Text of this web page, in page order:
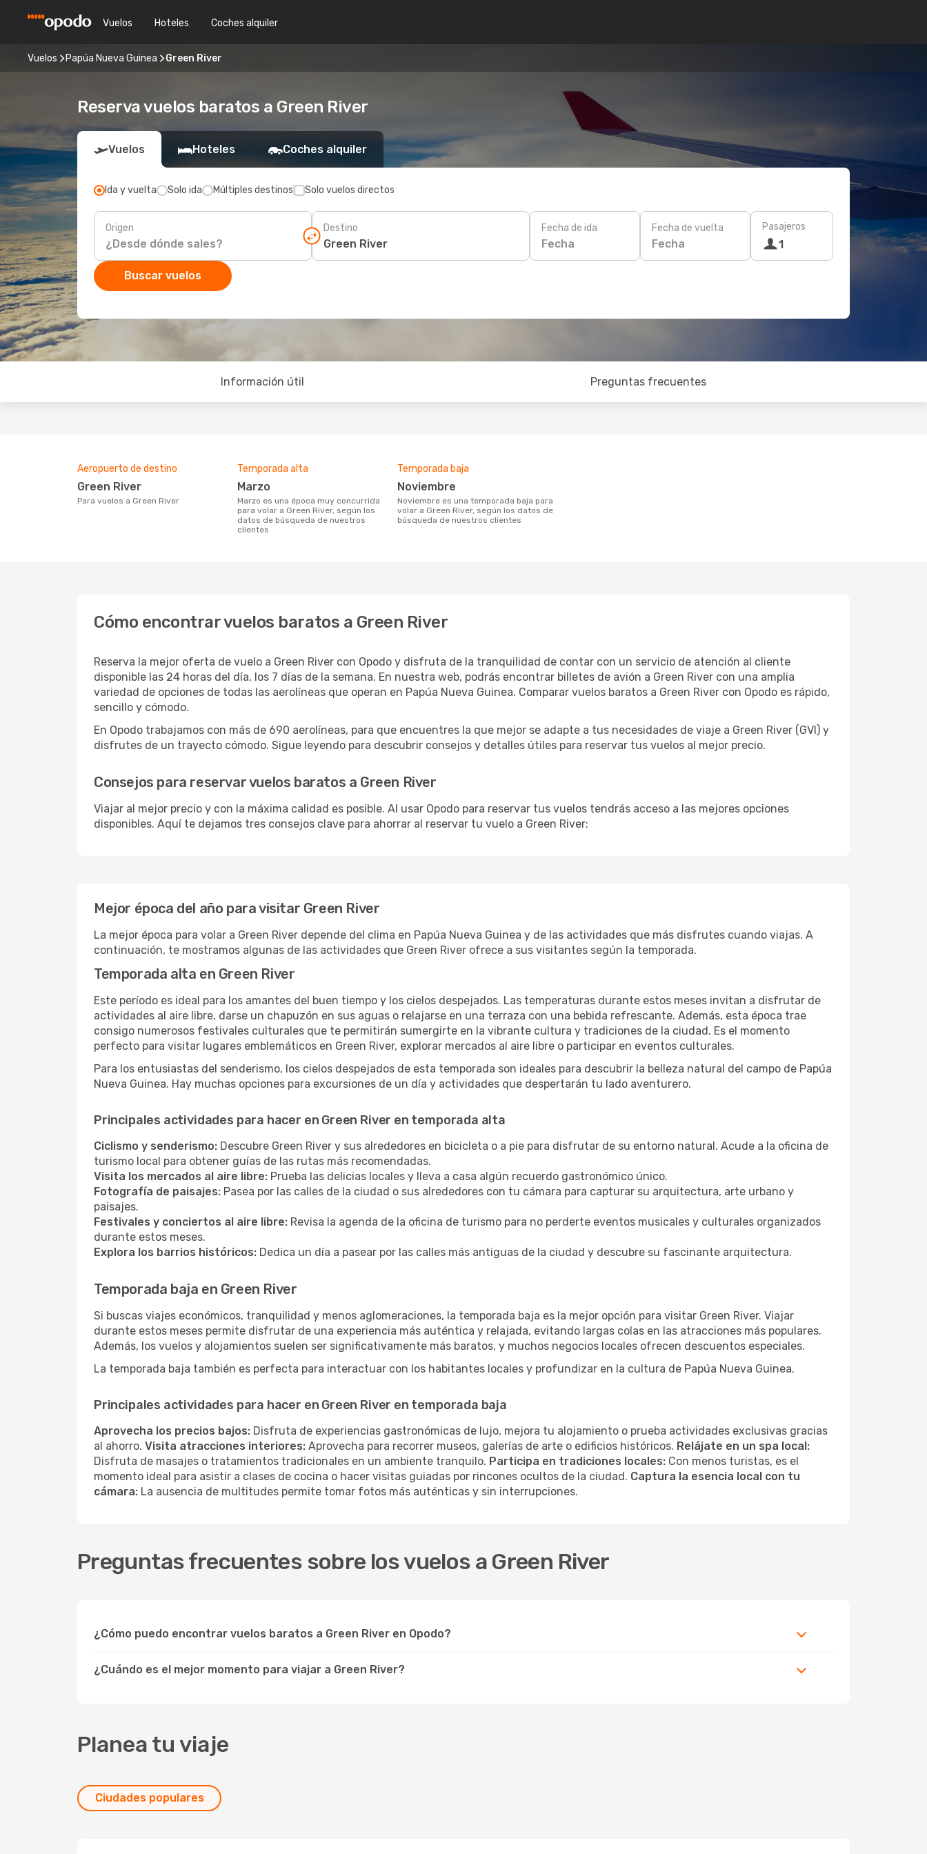
Vuelos Hoteles Coches alquiler
Vuelos Papúa Nueva Guinea Green River
Reserva vuelos baratos a Green River
Vuelos Hoteles Coches alquiler
Ida y vuelta Solo ida Múltiples destinos Solo vuelos directos
Origen Destino Fecha de ida
Fecha
Fecha de vuelta
Fecha
Pasajeros
1
Buscar vuelos
Información útil Preguntas frecuentes
Aeropuerto de destino
Green River
Para vuelos a Green River
Temporada alta
marzo
marzo es una época muy concurrida
para volar a Green River, según los
datos de búsqueda de nuestros
clientes
Temporada baja
noviembre
noviembre es una temporada baja para
volar a Green River, según los datos de
búsqueda de nuestros clientes
Cómo encontrar vuelos baratos a Green River
Reserva la mejor oferta de vuelo a Green River con Opodo y disfruta de la tranquilidad de contar con un servicio de atención al cliente
disponible las 24 horas del día, los 7 días de la semana. En nuestra web, podrás encontrar billetes de avión a Green River con una amplia
variedad de opciones de todas las aerolíneas que operan en Papúa Nueva Guinea. Comparar vuelos baratos a Green River con Opodo es rápido,
sencillo y cómodo.
En Opodo trabajamos con más de 690 aerolíneas, para que encuentres la que mejor se adapte a tus necesidades de viaje a Green River (GVI) y
disfrutes de un trayecto cómodo. Sigue leyendo para descubrir consejos y detalles útiles para reservar tus vuelos al mejor precio.
Consejos para reservar vuelos baratos a Green River
Viajar al mejor precio y con la máxima calidad es posible. Al usar Opodo para reservar tus vuelos tendrás acceso a las mejores opciones
disponibles. Aquí te dejamos tres consejos clave para ahorrar al reservar tu vuelo a Green River:
Mejor época del año para visitar Green River
La mejor época para volar a Green River depende del clima en Papúa Nueva Guinea y de las actividades que más disfrutes cuando viajas. A
continuación, te mostramos algunas de las actividades que Green River ofrece a sus visitantes según la temporada.
Temporada alta en Green River
Este período es ideal para los amantes del buen tiempo y los cielos despejados. Las temperaturas durante estos meses invitan a disfrutar de
actividades al aire libre, darse un chapuzón en sus aguas o relajarse en una terraza con una bebida refrescante. Además, esta época trae
consigo numerosos festivales culturales que te permitirán sumergirte en la vibrante cultura y tradiciones de la ciudad. Es el momento
perfecto para visitar lugares emblemáticos en Green River, explorar mercados al aire libre o participar en eventos culturales.
Para los entusiastas del senderismo, los cielos despejados de esta temporada son ideales para descubrir la belleza natural del campo de Papúa
Nueva Guinea. Hay muchas opciones para excursiones de un día y actividades que despertarán tu lado aventurero.
Principales actividades para hacer en Green River en temporada alta
Ciclismo y senderismo: Descubre Green River y sus alrededores en bicicleta o a pie para disfrutar de su entorno natural. Acude a la oficina de
turismo local para obtener guías de las rutas más recomendadas.
Visita los mercados al aire libre: Prueba las delicias locales y lleva a casa algún recuerdo gastronómico único.
Fotografía de paisajes: Pasea por las calles de la ciudad o sus alrededores con tu cámara para capturar su arquitectura, arte urbano y
paisajes.
Festivales y conciertos al aire libre: Revisa la agenda de la oficina de turismo para no perderte eventos musicales y culturales organizados
durante estos meses.
Explora los barrios históricos: Dedica un día a pasear por las calles más antiguas de la ciudad y descubre su fascinante arquitectura.
Temporada baja en Green River
Si buscas viajes económicos, tranquilidad y menos aglomeraciones, la temporada baja es la mejor opción para visitar Green River. Viajar
durante estos meses permite disfrutar de una experiencia más auténtica y relajada, evitando largas colas en las atracciones más populares.
Además, los vuelos y alojamientos suelen ser significativamente más baratos, y muchos negocios locales ofrecen descuentos especiales.
La temporada baja también es perfecta para interactuar con los habitantes locales y profundizar en la cultura de Papúa Nueva Guinea.
Principales actividades para hacer en Green River en temporada baja
Aprovecha los precios bajos: Disfruta de experiencias gastronómicas de lujo, mejora tu alojamiento o prueba actividades exclusivas gracias
al ahorro. Visita atracciones interiores: Aprovecha para recorrer museos, galerías de arte o edificios históricos. Relájate en un spa local:
Disfruta de masajes o tratamientos tradicionales en un ambiente tranquilo. Participa en tradiciones locales: Con menos turistas, es el
momento ideal para asistir a clases de cocina o hacer visitas guiadas por rincones ocultos de la ciudad. Captura la esencia local con tu
cámara: La ausencia de multitudes permite tomar fotos más auténticas y sin interrupciones.
Preguntas frecuentes sobre los vuelos a Green River
¿Cómo puedo encontrar vuelos baratos a Green River en Opodo?
¿Cuándo es el mejor momento para viajar a Green River?
Planea tu viaje
Ciudades populares